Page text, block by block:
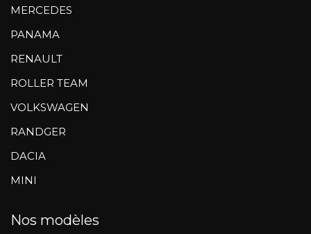
MERCEDES
PANAMA
RENAULT
ROLLER TEAM
VOLKSWAGEN
RANDGER
DACIA
MINI
Nos modèles